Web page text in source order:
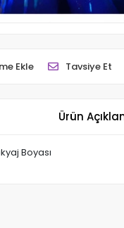
Ekle Tavsiye Et
Ürün
Boyası